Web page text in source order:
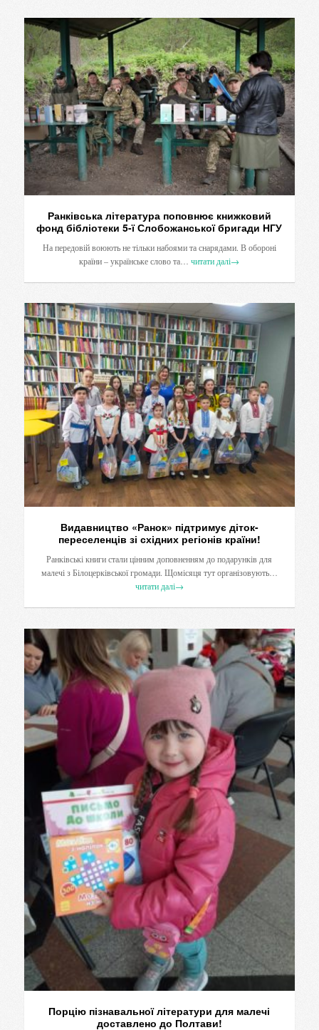
Ранківська література поповнює книжковий
фонд бібліотеки 5-ї Слобожанської бригади НГУ
На передовій воюють не тільки набоями та снарядами. В обороні
країни – українське слово та…
читати далі→
Видавництво «Ранок» підтримує діток-
переселенців зі східних регіонів країни!
Ранківські книги стали цінним доповненням до подарунків для
малечі з Білоцерківської громади. Щомісяця тут організовують…
читати далі→
Порцію пізнавальної літератури для малечі
доставлено до Полтави!